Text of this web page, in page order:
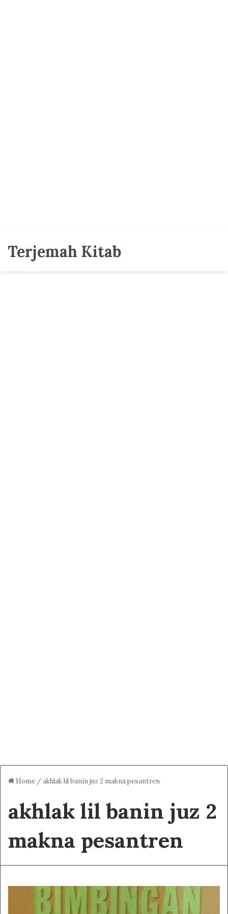
Terjemah Kitab
Home /akhlak lil banin juz 2 makna pesantren
akhlak lil banin juz 2
makna pesantren